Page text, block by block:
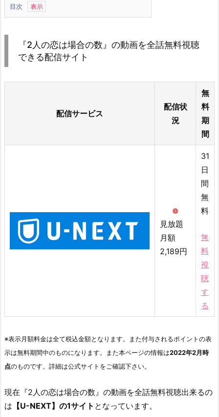
目次
1.
の
は
無
視
聴
イ
ト
2.
-
N
E
『2人の恋は場合の数』の動画を全話無料視聴
できる配信サイト
配信サービス
配信状
況
無
料
期
間
見放題
月額
2,189円
31
日
間
無
料
無
料
視
聴
す
る
※表示月額料金は全て税込金額となります。また付与されるポイントの表
示は無料期間中のものになります。また本ページの情報は2022年2月時
点のものです。詳細は公式サイトをご確認下さい。
現在『2人の恋は場合の数』の動画を全話無料視聴出来るの
は 【U-NEXT】の1サイト となっています。